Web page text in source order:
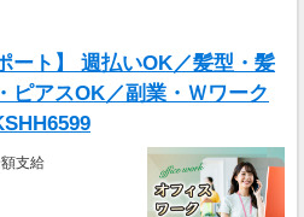
ート】 週払いOK／髪型・髪
ピアスOK／副業・Ｗワーク
支給